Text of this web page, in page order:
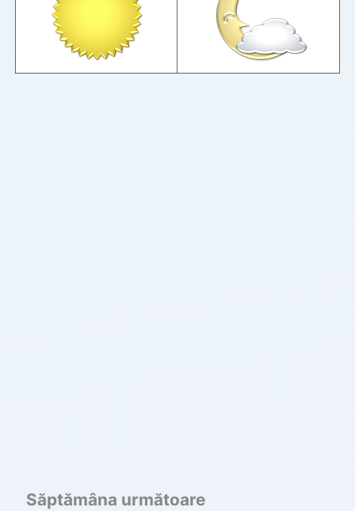
Săptămâna următoare